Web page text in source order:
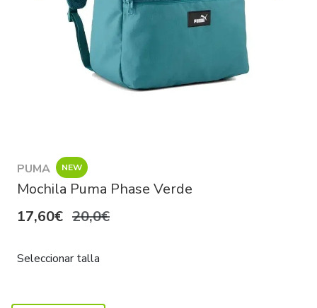
PUMA NEW
Mochila Puma Phase Verde
17,60€ 20,0€
Seleccionar talla